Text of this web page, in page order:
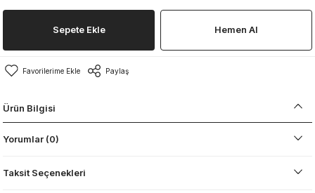
Sepete Ekle Hemen Al
Paylaş
Ürün Bilgisi
Yorumlar (0)
Taksit Seçenekleri